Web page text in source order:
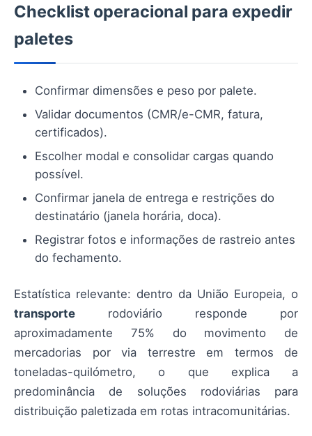
Checklist operacional para expedir
paletes
Confirmar dimensões e peso por palete.
Validar documentos (CMR/e-CMR, fatura,
certificados).
Escolher modal e consolidar cargas quando
possível.
Confirmar janela de entrega e restrições do
destinatário (janela horária, doca).
Registrar fotos e informações de rastreio antes
do fechamento.
Estatística relevante: dentro da União Europeia, o
transporte rodoviário responde por
aproximadamente 75% do movimento de
mercadorias por via terrestre em termos de
toneladas-quilómetro, o que explica a
predominância de soluções rodoviárias para
distribuição paletizada em rotas intracomunitárias.